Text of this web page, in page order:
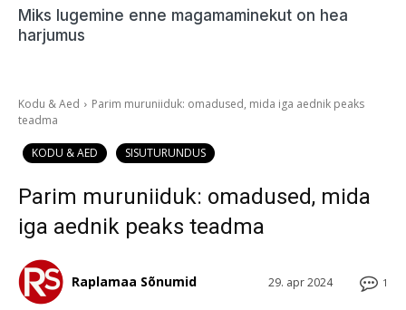
Miks lugemine enne magamaminekut on hea
harjumus